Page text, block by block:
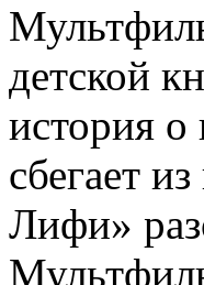
детской
история
сбегает
Лифи»